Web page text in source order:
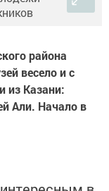
района
весело и с
из Казани:
Али. Начало в